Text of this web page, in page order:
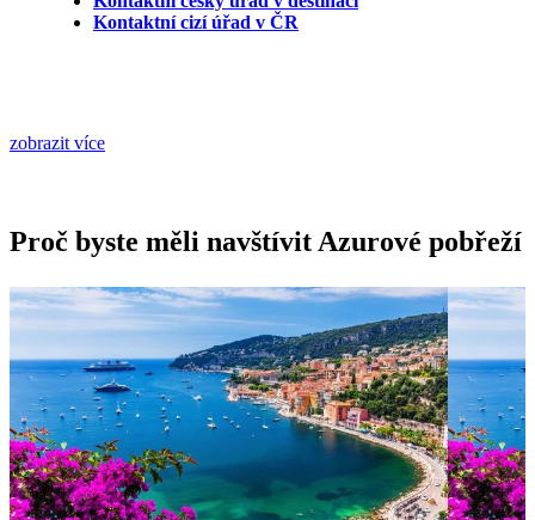
Kontaktní cizí úřad v ČR
zobrazit více
Proč byste měli navštívit Azurové pobřeží